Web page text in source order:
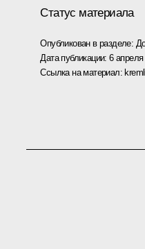
Статус материала
Опубликован в разделе:
Дата публикации:6 апреля
Ссылка на материал: